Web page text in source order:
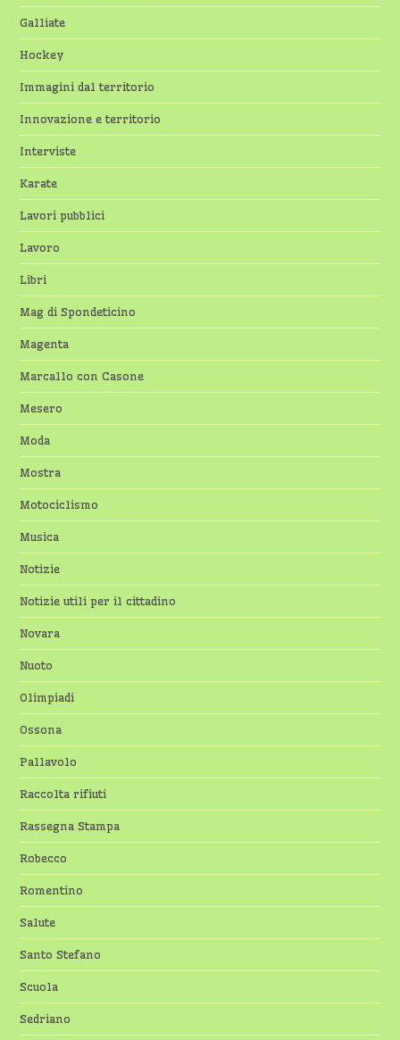
Galliate
Hockey
Immagini dal territorio
Innovazione e territorio
Interviste
Karate
Lavori pubblici
Lavoro
Libri
Mag di Spondeticino
Magenta
Marcallo con Casone
Mesero
Moda
Mostra
Motociclismo
Musica
Notizie
Notizie utili per il cittadino
Novara
Nuoto
Olimpiadi
Ossona
Pallavolo
Raccolta rifiuti
Rassegna Stampa
Robecco
Romentino
Salute
Santo Stefano
Scuola
Sedriano